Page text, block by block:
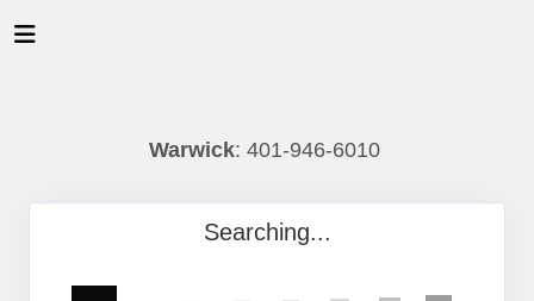
Warwick: 401-946-6010
Searching...